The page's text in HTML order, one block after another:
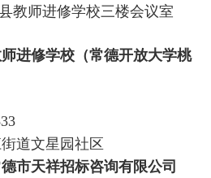
教师进修学校三楼会议室
进修学校（常德开放大学桃
道文星园社区
市天祥招标咨询有限公司